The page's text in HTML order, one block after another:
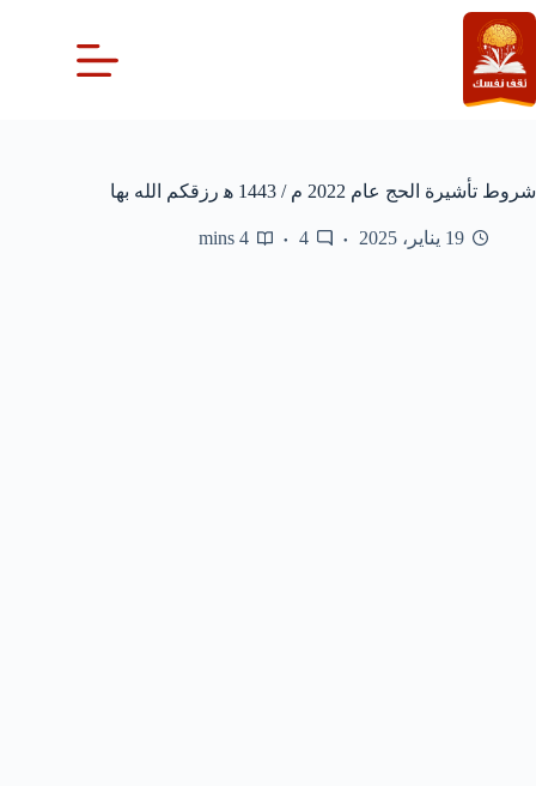
التجاوز
إلى
المحتوى
شروط تأشيرة الحج عام 2022 م / 1443 ه‍ رزقكم الله بها
19 يناير، 2025 4
4 mins